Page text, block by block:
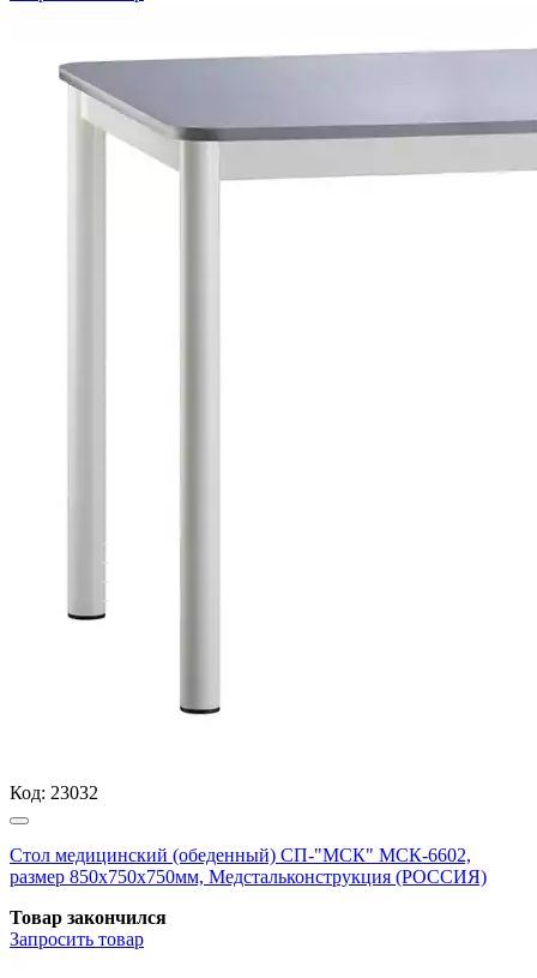
Код: 23032
Стол медицинский (обеденный) СП-"МСК" МСК-6602,
размер 850х750х750мм, Медстальконструкция (РОССИЯ)
Товар закончился
Запросить товар